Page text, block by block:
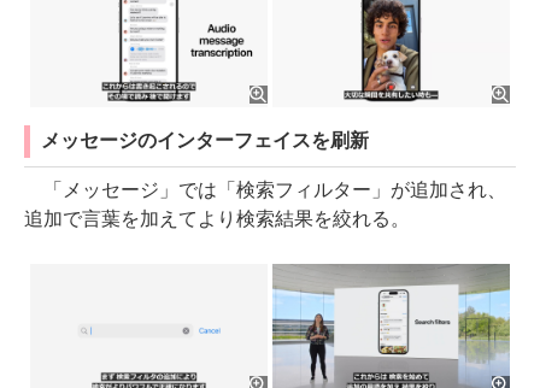
メッセージのインターフェイスを刷新
「メッセージ」では「検索フィルター」が追加され、
追加で言葉を加えてより検索結果を絞れる。